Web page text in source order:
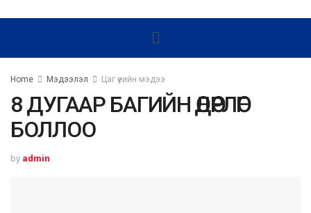
Home Мэдээлэл Цаг үеийн мэдээ
8 ДУГААР БАГИЙН ӨДӨРЛӨГ
БОЛЛОО
by admin